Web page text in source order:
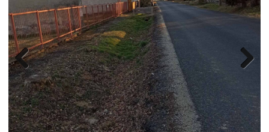
Previo
us